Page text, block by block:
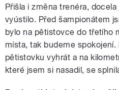
Přišla i změna trenéra,
vyústilo. Před šampionátem
bylo na pětistovce do třetího
místa, tak budeme
pětistovku vyhrát a na
které jsem si nasadil, se